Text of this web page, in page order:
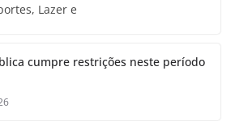
Lazer e
cumpre restrições neste período